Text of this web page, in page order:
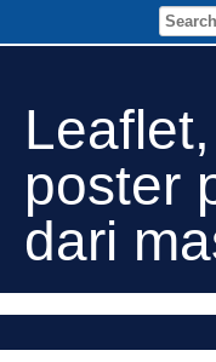
poster
dari